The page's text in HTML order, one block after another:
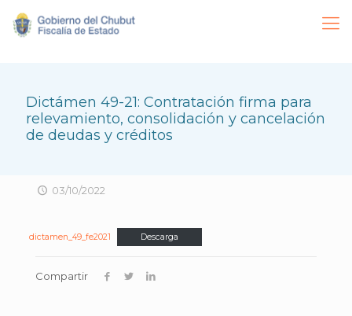
Dictámen 49-21: Contratación firma para
relevamiento, consolidación y cancelación
de deudas y créditos
03/10/2022
dictamen_49_fe2021 Descarga
Compartir